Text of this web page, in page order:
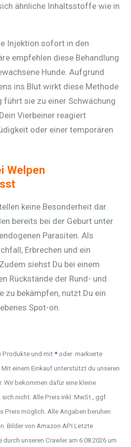
ähnliche Inhaltsstoffe wie in
Injektion sofort in den
empfehlen diese Behandlung
Hunde. Aufgrund
ins Blut wirkt diese Methode
führt sie zu einer Schwächung
Vierbeiner reagiert
oder einer temporären
Welpen
keine Besonderheit dar.
bereits bei der Geburt unter
Parasiten. Als
Erbrechen und ein
siehst Du bei einem
Rückstände der Rund- und
zu bekämpfen, nutzt Du ein
Spot-on.
Produkte und mit * oder markierte
einem Einkauf unterstützt du unseren
Wir bekommen dafür eine kleine
nicht. Alle Preis inkl. MwSt., ggf.
Preis möglich. Alle Angaben beruhen
Bilder von Amazon API Letzte
unseren Crawler am 6.08.2026 um